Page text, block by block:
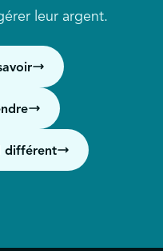
la protection contre
bancaire
inquiet au sujet de
vos dépenses
leur argent.
différent